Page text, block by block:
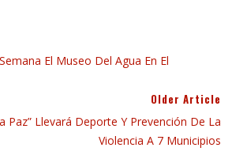
El Museo Del Agua En El
Older Article
Paz” Llevará Deporte Y Prevención De La
Violencia A 7 Municipios